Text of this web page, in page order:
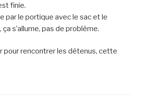
finie.
par le portique avec le sac et le
s’allume, pas de problème.
pour rencontrer les détenus, cette